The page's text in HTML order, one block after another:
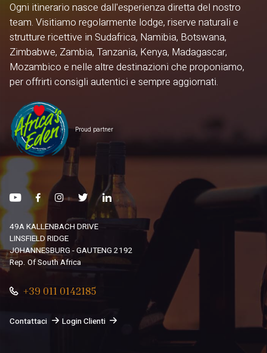
Ogni itinerario nasce dall'esperienza diretta del nostro
team. Visitiamo regolarmente lodge, riserve naturali e
strutture ricettive in Sudafrica, Namibia, Botswana,
Zimbabwe, Zambia, Tanzania, Kenya, Madagascar,
Mozambico e nelle altre destinazioni che proponiamo,
per offrirti consigli autentici e sempre aggiornati.
Proud partner
49A KALLENBACH DRIVE
LINSFIELD RIDGE
JOHANNESBURG - GAUTENG 2192
Rep. Of South Africa
+39 011 0142185
Contattaci Login Clienti